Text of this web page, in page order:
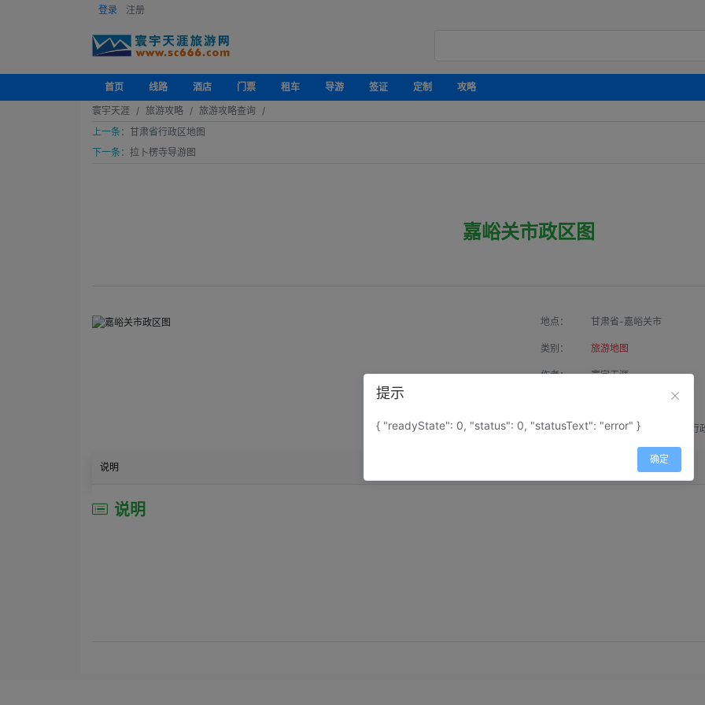
登录 注册
首页 线路 酒店 门票 租车 导游 签证 定制
攻略
寰宇天涯
旅游攻略
旅游攻略查询
上一条： 甘肃省行政区地图
下一条： 拉卜楞寺导游图
嘉峪关市政区图
地点： 甘肃省-嘉峪关市
类别： 旅游地图
作者： 寰宇天涯
属性： 地图属性： 地图类型-行
说明
说明
提示
{ "readyState": 0, "status": 0, "statusText": "error" }
确定